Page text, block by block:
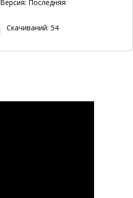
Версия: Последняя
Скачиваний: 54